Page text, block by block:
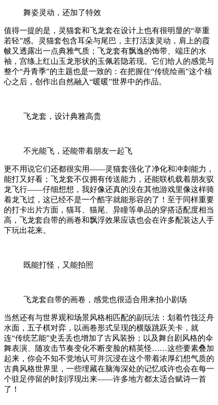
舞姿灵动，还加了特效
值得一提的是，灵猫套和飞龙套在设计上也有很明显的“举重
若轻”感。灵猫套包含耳朵与尾巴，主打活泼灵动，肩上的霞
帔又透露出一点典雅气质；飞龙套有飘逸的饰带、端庄的水
袖，宫绦上红山玉龙形状的玉佩若隐若现。它们给人的感觉与
整个“丹青季”的主题也是一致的：在把握住“传统绘画”这个核
心之后，创作出自然融入“暖暖”世界中的作品。
飞龙套，设计典雅高贵
不光能飞，还能带着朋友一起飞
更不用说它们还都很实用——灵猫套强化了净化和冲刺能力，
能打又好看；飞龙套不仅拥有传送能力，还能联机载着朋友驭
龙飞行——仔细想想，我好像还真的没在其他游戏里像这样骑
着龙飞过，这已经不是一个酷字就能形容的了！至于同样重要
的打卡出片方面，猫耳、猫尾、异瞳等单品的穿搭适配度相当
高，飞龙套自带的画卷和飘浮效果应该也会在许多配装达人手
下玩出花来。
既能打怪，又能拍照
飞龙套自带的画卷，感觉也很适合用来拍小剧场
当然还有与世界观和场景风格相匹配的副玩法：划着竹筏泛舟
水面，五子棋对弈，以画卷形式呈现的横版跳跃关卡，就
连“传统艺能”史丢丢也增加了古风装扮；以及舞台剧风格的伞
舞表演、随攻击节奏变化不断变脸的精英怪……这些要素叠加
起来，你会不知不觉地认可并沉浸在这个带着浓厚幻想气质的
古典风格世界里，一些埋藏在脑海深处的记忆或许也会在每一
个驻足停留的时刻浮现出来——许多地方都太适合赋诗一首
了！